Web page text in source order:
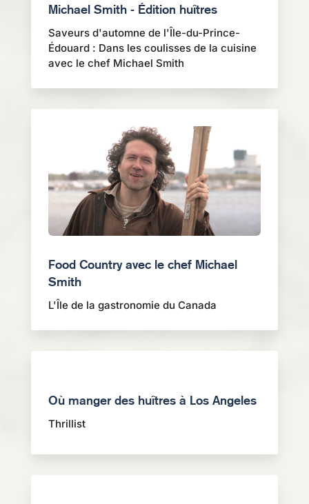
Michael Smith - Édition huîtres
Saveurs d'automne de l'Île-du-Prince-
Édouard : Dans les coulisses de la cuisine
avec le chef Michael Smith
Food Country avec le chef Michael
Smith
L'Île de la gastronomie du Canada
Où manger des huîtres à Los Angeles
Thrillist